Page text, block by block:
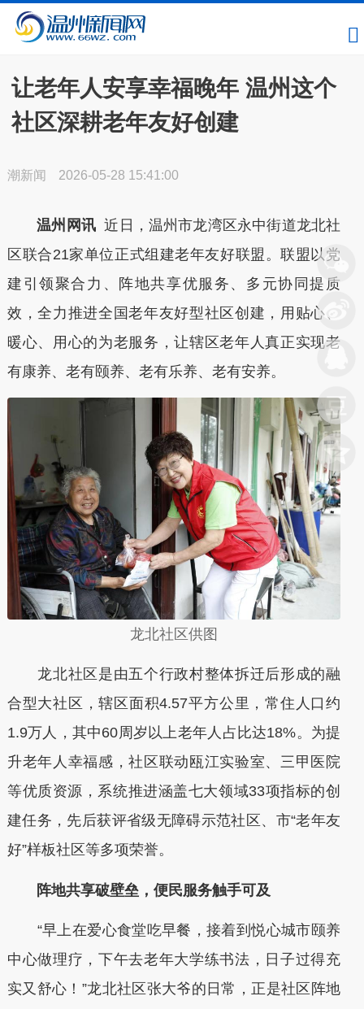
让老年人安享幸福晚年 温州这个
社区深耕老年友好创建
潮新闻 2026-05-28 15:41:00
温州网讯 近日，温州市龙湾区永中街道龙北社
区联合21家单位正式组建老年友好联盟。联盟以党
建引领聚合力、阵地共享优服务、多元协同提质
效，全力推进全国老年友好型社区创建，用贴心、
暖心、用心的为老服务，让辖区老年人真正实现老
有康养、老有颐养、老有乐养、老有安养。
龙北社区供图
龙北社区是由五个行政村整体拆迁后形成的融
合型大社区，辖区面积4.57平方公里，常住人口约
1.9万人，其中60周岁以上老年人占比达18%。为提
升老年人幸福感，社区联动瓯江实验室、三甲医院
等优质资源，系统推进涵盖七大领域33项指标的创
建任务，先后获评省级无障碍示范社区、市“老年友
好”样板社区等多项荣誉。
阵地共享破壁垒，便民服务触手可及
“早上在爱心食堂吃早餐，接着到悦心城市颐养
中心做理疗，下午去老年大学练书法，日子过得充
实又舒心！”龙北社区张大爷的日常，正是社区阵地